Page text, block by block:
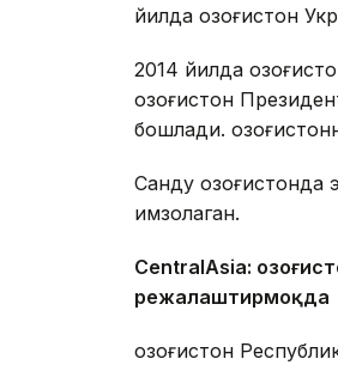
йилда Қозоғистон
2014 йилда
Қозоғистон
бошлади.
Санду
имзолаган.
CentralAsia:
режалаштирмоқда
Қозоғистон